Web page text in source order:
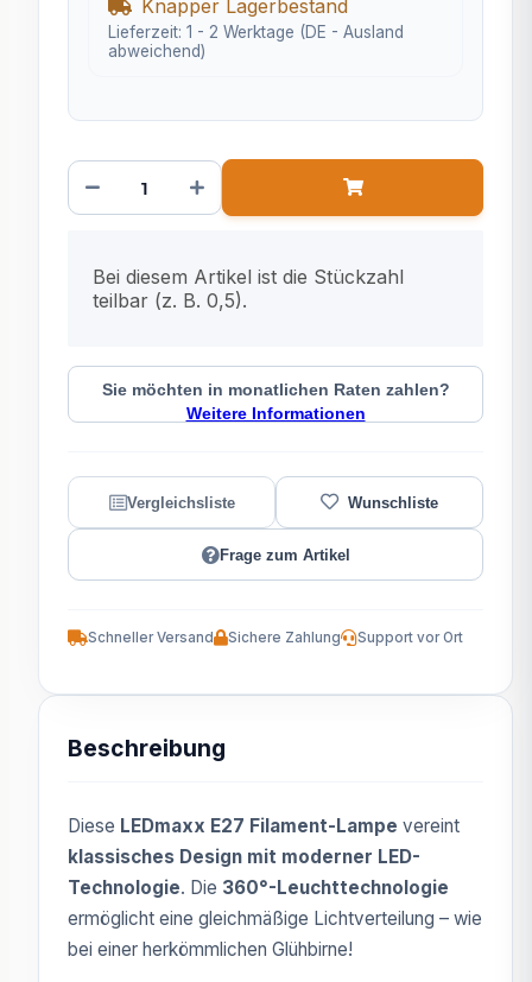
Knapper Lagerbestand
Lieferzeit: 1 - 2 Werktage (DE - Ausland
abweichend)
Bei diesem Artikel ist die Stückzahl
teilbar (z. B. 0,5).
Sie möchten in monatlichen Raten zahlen?
Weitere Informationen
Frage zum Artikel
Schneller Versand Sichere Zahlung Support vor Ort
Beschreibung
Diese LEDmaxx E27 Filament-Lampe vereint
klassisches Design mit moderner LED-
Technologie. Die 360°-Leuchttechnologie
ermöglicht eine gleichmäßige Lichtverteilung – wie
bei einer herkömmlichen Glühbirne!